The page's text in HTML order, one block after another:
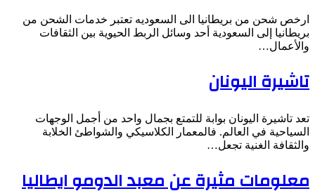
ارخص شحن من بريطانيا الى السعوديه تعتبر خدمات الشحن من
بريطانيا إلى السعودية أحد وسائل الربط الحيوية بين الثقافات
والأعمال…
تاشيرة اليونان
تعد تاشيرة اليونان بوابة للتمتع بجمال واحد من أجمل الوجهات
السياحية في العالم. فالمعمار الكلاسيكي والشواطئ الخلابة
والثقافة الغنية تجعل…
معلومات مثيرة عن معبد الدومو ايطاليا